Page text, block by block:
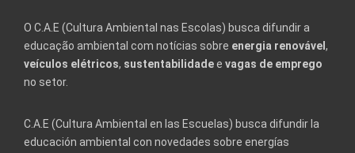
O C.A.E (Cultura Ambiental nas Escolas) busca difundir a
educação ambiental com notícias sobre energia renovável ,
veículos elétricos, sustentabilidadee vagas de emprego
no setor.
C.A.E (Cultura Ambiental en las Escuelas) busca difundir la
educación ambiental con novedades sobre energías